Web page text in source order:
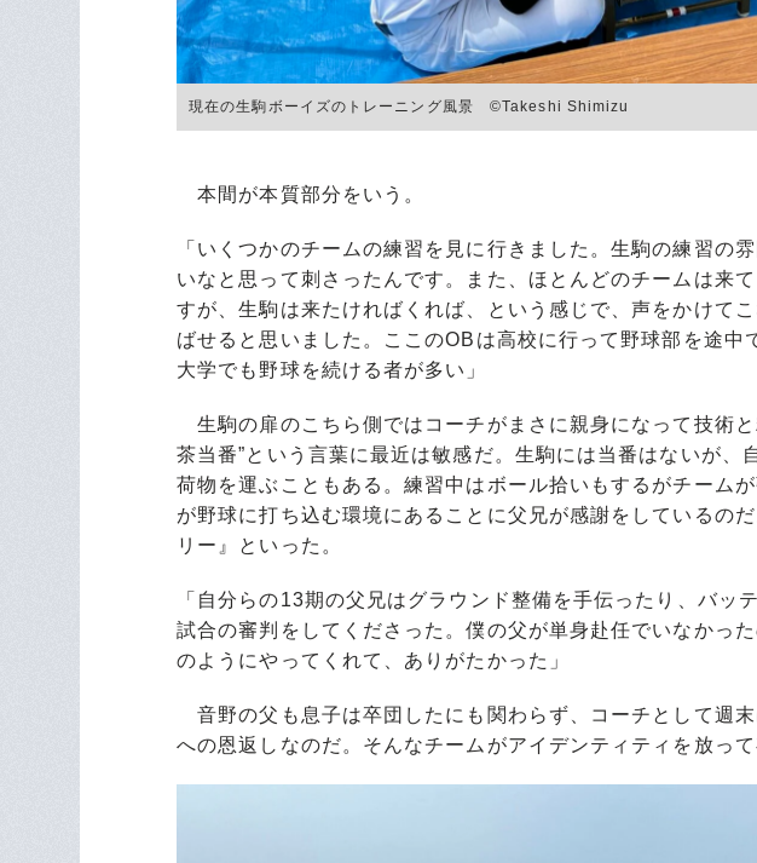
現在の生駒ボーイズのトレーニング風景 ©Takeshi Shimizu
本間が本質部分をいう。
「いくつかのチームの練習を見に行きました。生駒の練習の
いなと思って刺さったんです。また、ほとんどのチームは来
すが、生駒は来たければくれば、という感じで、声をかけて
ばせると思いました。ここのOBは高校に行って野球部を途中
大学でも野球を続ける者が多い」
生駒の扉のこちら側ではコーチがまさに親身になって技術
茶当番”という言葉に最近は敏感だ。生駒には当番はないが、
荷物を運ぶこともある。練習中はボール拾いもするがチーム
が野球に打ち込む環境にあることに父兄が感謝をしているの
リー』といった。
「自分らの13期の父兄はグラウンド整備を手伝ったり、バッ
試合の審判をしてくださった。僕の父が単身赴任でいなかっ
のようにやってくれて、ありがたかった」
音野の父も息子は卒団したにも関わらず、コーチとして週
への恩返しなのだ。そんなチームがアイデンティティを放っ